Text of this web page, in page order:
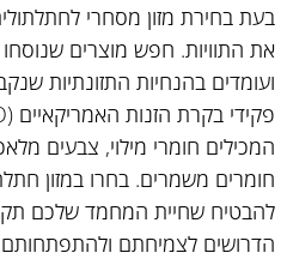
בעת בחירת מזון מסחרי
את התוויות. חפש מוצרים
ועומדים בהנחיות התזונתיות
המכילים חומרי מילוי, צבעים
חומרים משמרים. בחרו במזון
להבטיח שחיית המחמד שלכם
הדרושים לצמיחתם